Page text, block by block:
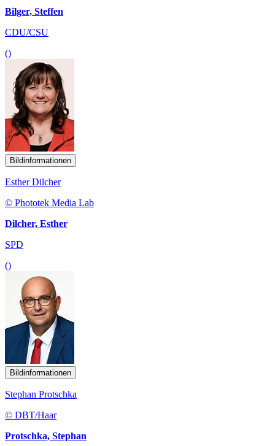
Bilger, Steffen
CDU/CSU
()
Bildinformationen
Esther Dilcher
© Phototek Media Lab
Dilcher, Esther
SPD
()
Bildinformationen
Stephan Protschka
© DBT/Haar
Protschka, Stephan